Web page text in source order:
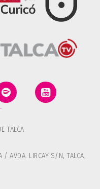
TALCA
/ AVDA. LIRCAY S/N, TALCA,